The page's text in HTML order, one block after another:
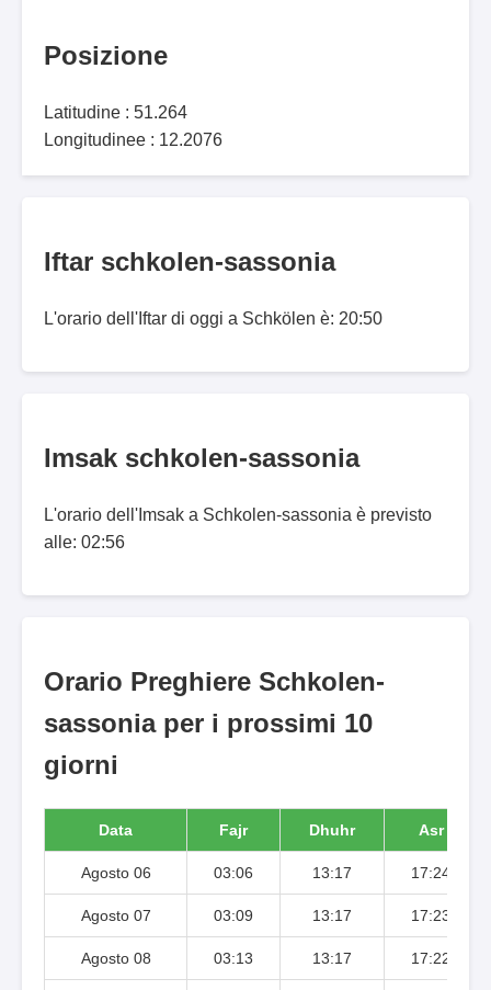
Posizione
Latitudine : 51.264
Longitudinee : 12.2076
Iftar schkolen-sassonia
L'orario dell'Iftar di oggi a Schkölen è: 20:50
Imsak schkolen-sassonia
L'orario dell'Imsak a Schkolen-sassonia è previsto
alle: 02:56
Orario Preghiere Schkolen-
sassonia per i prossimi 10
giorni
Data Fajr Dhuhr Asr
Agosto 06 03:06 13:17 17:24
Agosto 07 03:09 13:17 17:23
Agosto 08 03:13 13:17 17:22